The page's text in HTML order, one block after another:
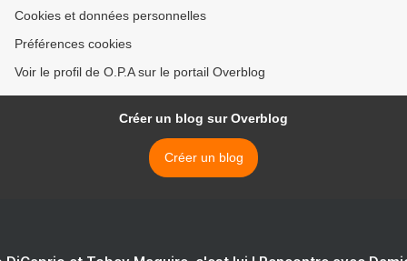
Cookies et données personnelles
Préférences cookies
Voir le profil de O.P.A sur le portail Overblog
Créer un blog sur Overblog
Créer un blog